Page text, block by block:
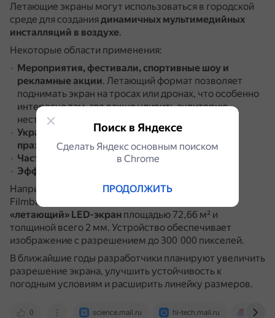
Летающие экраны могут использоваться в городской
среде для создания динамичных мультимедийных
инсталляций в воздухе.
Некоторые области применения:
Мероприятия, фестивали, спортивные шоу и
рекламные акции. Летающий формат позволяет
поднимать экран на тросах или дронах, что особенно
интересно там, где важно удивить аудиторию
нестандартным визуальным решением.
Украшение небосклона во время городских
праздников.
Часть туристического шоу.
Эффектные предложения руки и сердца
Например, весной 2025 года китайская компания
Filmbase представила
«летающий» LED-экран площадью 72,66 м² и
толщиной всего 2 мм. Устройство обеспечивает
изображение с разрешением до 300 000 пикселей.
В ближайшие годы разработчики планируют увеличить
разрешение экрана, улучшить устойчивость к
погодным условиям и расширить линейку размеров.
0 science.mail.ru hi-tech.mail.ru
Поиск в Яндексе
Сделать Яндекс основным поиском
в Сhrome
ПРОДОЛЖИТЬ